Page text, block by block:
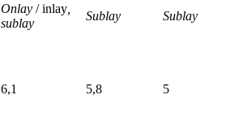
Onlay / inlay
sublay
Sublay Sublay
6,1 5,8 5